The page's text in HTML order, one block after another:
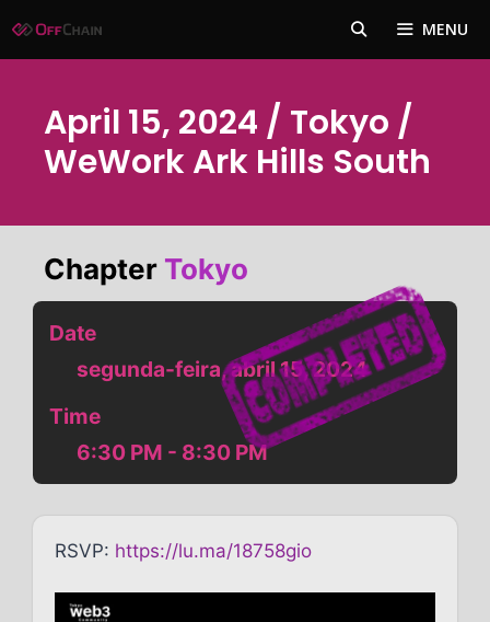
para
MENU
April 15, 2024 / Tokyo /
WeWork Ark Hills South
Chapter Tokyo
Date
segunda-feira, abril 15, 2024
Time
6:30 PM - 8:30 PM
RSVP: https://lu.ma/18758gio